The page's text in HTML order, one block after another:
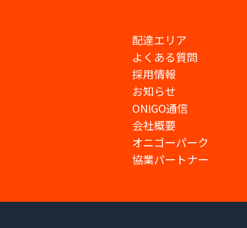
配達エリア
よくある質問
採用情報
お知らせ
ONIGO通信
会社概要
オニゴーパーク
協業パートナー